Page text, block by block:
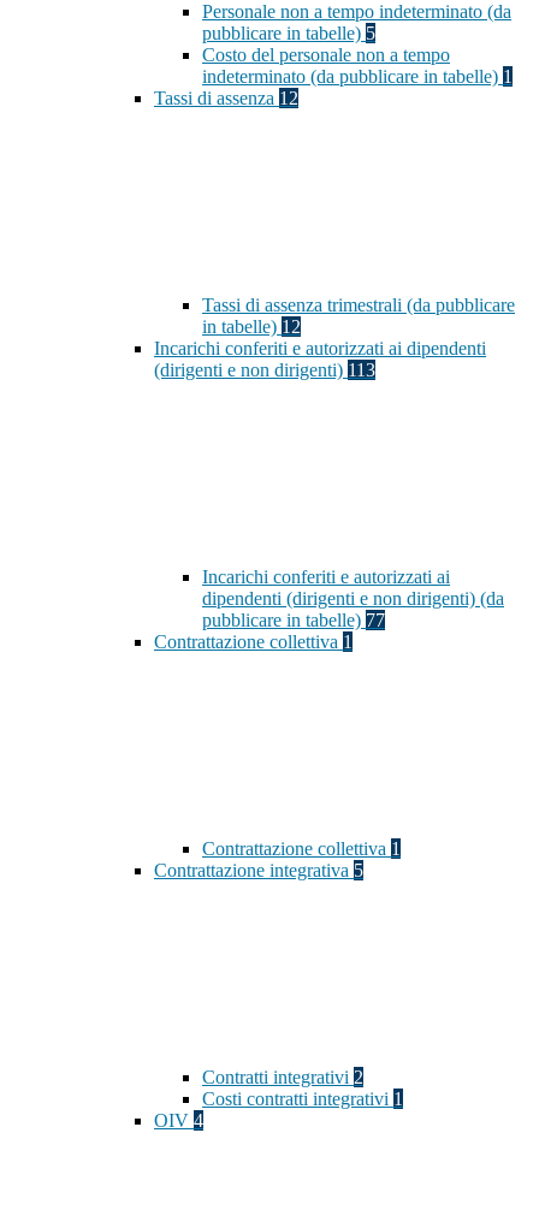
Personale non a tempo indeterminato (da
pubblicare in tabelle) 5
Costo del personale non a tempo
indeterminato (da pubblicare in tabelle) 1
Tassi di assenza 12
Tassi di assenza trimestrali (da pubblicare
in tabelle) 12
Incarichi conferiti e autorizzati ai dipendenti
(dirigenti e non dirigenti) 113
Incarichi conferiti e autorizzati ai
dipendenti (dirigenti e non dirigenti) (da
pubblicare in tabelle) 77
Contrattazione collettiva 1
Contrattazione collettiva 1
Contrattazione integrativa 5
Contratti integrativi 2
Costi contratti integrativi 1
OIV 4